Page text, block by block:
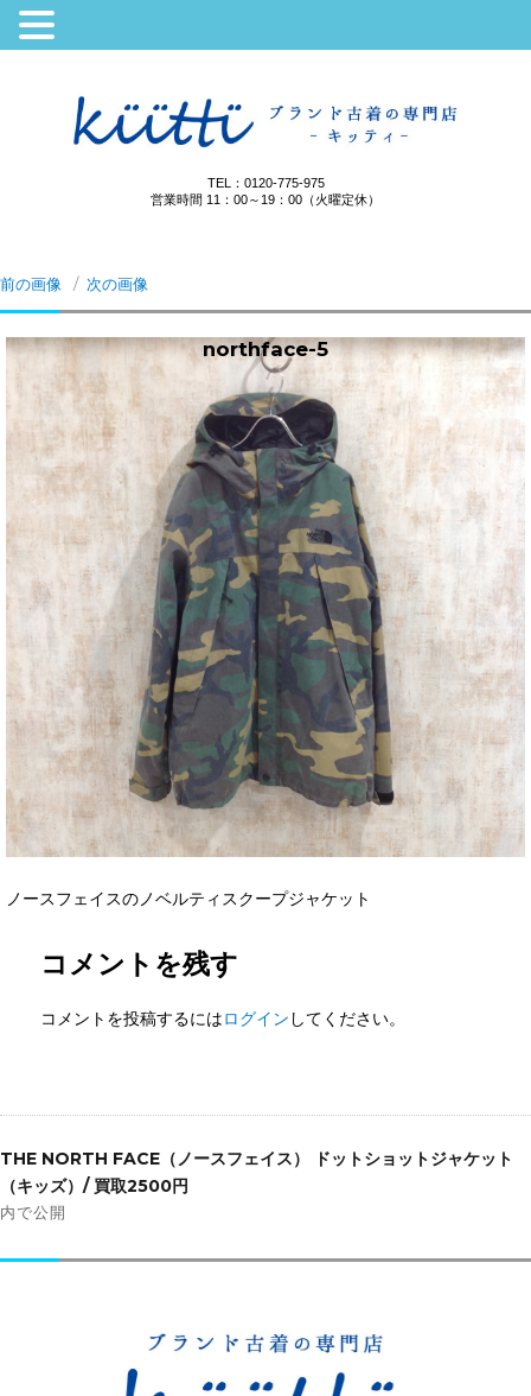
TEL：0120-775-975
営業時間 11：00～19：00（火曜定休）
前の画像 次の画像
northface-5
ノースフェイスのノベルティスクープジャケット
コメントを残す
コメントを投稿するにはログイン してください。
稿
ナ
ビ
ー
THE NORTH FACE（ノースフェイス） ドットショットジャケット
（キッズ）/ 買取2500円
内で公開